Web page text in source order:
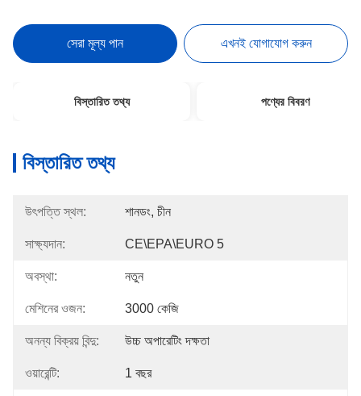
সেরা মূল্য পান এখনই যোগাযোগ করুন
বিস্তারিত তথ্য পণ্যের বিবরণ
বিস্তারিত তথ্য
উৎপত্তি স্থল: শানডং, চীন
সাক্ষ্যদান: CE\EPA\EURO 5
অবস্থা: নতুন
মেশিনের ওজন: 3000 কেজি
অনন্য বিক্রয় বিন্দু: উচ্চ অপারেটিং দক্ষতা
ওয়ারেন্টি: 1 বছর